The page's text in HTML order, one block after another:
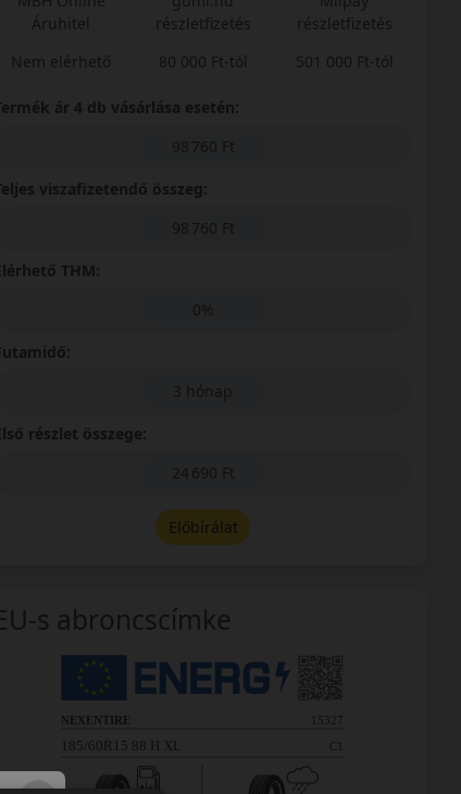
Áruhitel
Nem elérhető
részletfizetés
80 000 Ft-tól
részletfizetés
501 000 Ft-tól
ár 4 db vásárlása esetén:
98 760 Ft
viszafizetendő összeg:
98 760 Ft
THM:
0%
3 hónap
részlet összege:
24 690 Ft
Előbírálat
s abroncscímke